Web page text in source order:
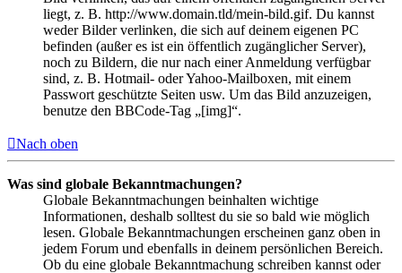
liegt, z. B. http://www.domain.tld/mein-bild.gif. Du kannst
weder Bilder verlinken, die sich auf deinem eigenen PC
befinden (außer es ist ein öffentlich zugänglicher Server),
noch zu Bildern, die nur nach einer Anmeldung verfügbar
sind, z. B. Hotmail- oder Yahoo-Mailboxen, mit einem
Passwort geschützte Seiten usw. Um das Bild anzuzeigen,
benutze den BBCode-Tag „[img]“.
Nach oben
Was sind globale Bekanntmachungen?
Globale Bekanntmachungen beinhalten wichtige
Informationen, deshalb solltest du sie so bald wie möglich
lesen. Globale Bekanntmachungen erscheinen ganz oben in
jedem Forum und ebenfalls in deinem persönlichen Bereich.
Ob du eine globale Bekanntmachung schreiben kannst oder